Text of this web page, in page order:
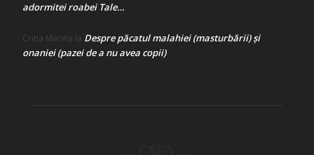
adormitei roabei Tale…
Crina Marina la Despre păcatul malahiei (masturbării) şi
onaniei (pazei de a nu avea copii)